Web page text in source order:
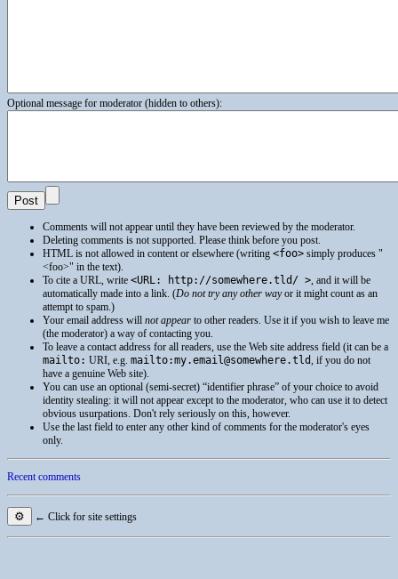
Optional message for moderator (hidden to others):
Comments will not appear until they have been reviewed by the moderator.
Deleting comments is not supported. Please think before you post.
HTML is not allowed in content or elsewhere (writing <foo> simply produces
<foo>
in the text).
To cite a URL, write <URL: http://somewhere.tld/ >, and it will be
automatically made into a link. (Do not try any other wayor it might count as an
attempt to spam.)
Your email address will not appear to other readers. Use it if you wish to leave me
(the moderator) a way of contacting you.
To leave a contact address for all readers, use the Web site address field (it can be a
mailto: URI, e.g. mailto:my.email@somewhere.tld, if you do not
have a genuine Web site).
You can use an optional (semi-secret) “identifier phrase” of your choice to avoid
identity stealing: it will not appear except to the moderator, who can use it to detect
obvious usurpations. Don't rely seriously on this, however.
Use the last field to enter any other kind of comments for the moderator's eyes
only.
Recent comments
⚙ ← Click for site settings